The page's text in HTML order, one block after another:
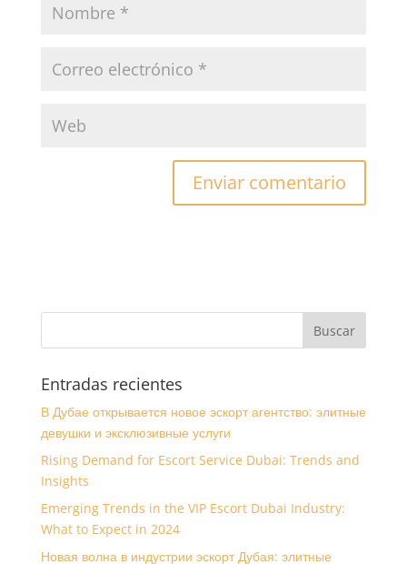
Entradas recientes
В Дубае открывается новое эскорт агентство: элитные
девушки и эксклюзивные услуги
Rising Demand for Escort Service Dubai: Trends and
Insights
Emerging Trends in the VIP Escort Dubai Industry:
What to Expect in 2024
Новая волна в индустрии эскорт Дубая: элитные